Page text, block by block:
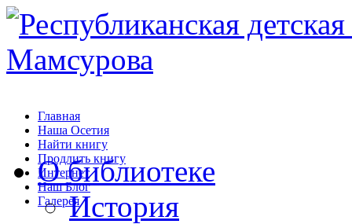
Главная
Наша Осетия
Найти книгу
Продлить книгу
Интернет
Наш Блог
Галерея
О библиотеке
История